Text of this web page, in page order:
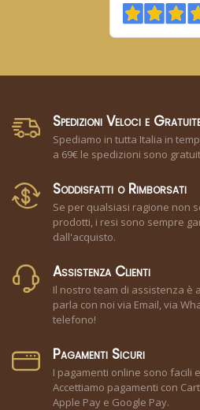
Spedizioni Veloci e
Spediamo in tutta Italia in
a 69€ le spedizioni sono
Soddisfatti o Rimborsati
Se per qualsiasi ragione non
prodotti, i resi sono sempre
dall'acquisto.
Assistenza Clienti
Il nostro team di assistenza è
parla con noi via Email, via
telefono!
Pagamenti Sicuri
I pagamenti online sono facili
Accettiamo pagamenti con
Apple Pay e Google Pay.